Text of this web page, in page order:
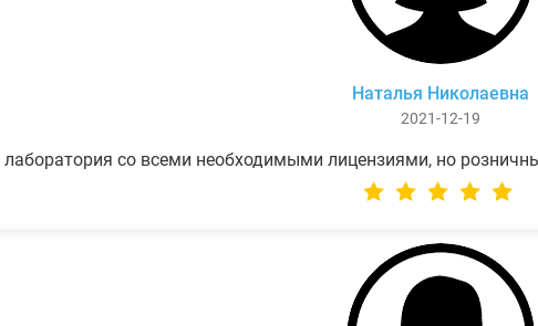
Наталья Николаевна
2021-12-19
лаборатория со всеми необходимыми лицензиями, но